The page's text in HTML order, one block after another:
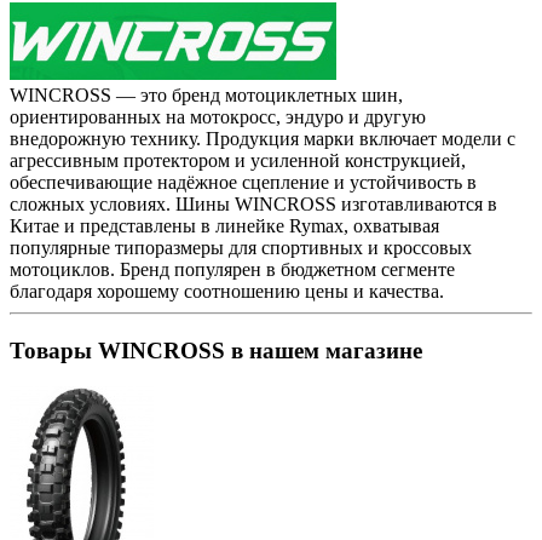
WINCROSS — это бренд мотоциклетных шин,
ориентированных на мотокросс, эндуро и другую
внедорожную технику. Продукция марки включает модели с
агрессивным протектором и усиленной конструкцией,
обеспечивающие надёжное сцепление и устойчивость в
сложных условиях. Шины WINCROSS изготавливаются в
Китае и представлены в линейке Rymax, охватывая
популярные типоразмеры для спортивных и кроссовых
мотоциклов. Бренд популярен в бюджетном сегменте
благодаря хорошему соотношению цены и качества.
Товары WINCROSS в нашем магазине